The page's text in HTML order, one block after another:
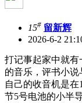
15# 留新辉
2026-6-2
打记事起家中就
的音乐，评书小
自己的收音机是
节5号电池的小半